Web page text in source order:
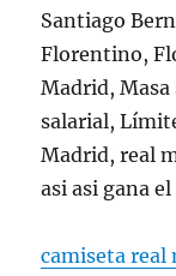
Santiago
Florentino,
Madrid, Masa
salarial,
Madrid, real
asi asi gana
camiseta real